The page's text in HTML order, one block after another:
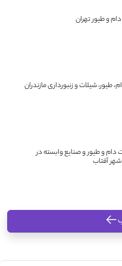
و طیور تهران
شیلات و زنبورداری مازندران
و طیور و صنایع وابسته در
آفتاب